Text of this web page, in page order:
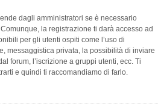
dagli amministratori se è necessario
la registrazione ti darà accesso ad
per gli utenti ospiti come l’uso di
messaggistica privata, la possibilità di inviare
forum, l’iscrizione a gruppi utenti, ecc. Ti
e quindi ti raccomandiamo di farlo.